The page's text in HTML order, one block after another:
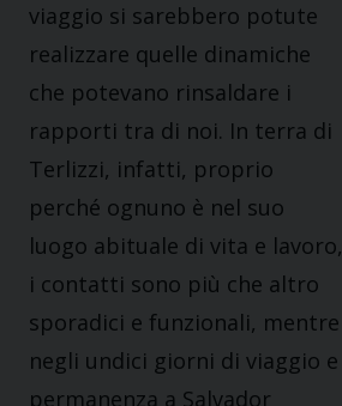
viaggio si sarebbero potute
realizzare quelle dinamiche
che potevano rinsaldare i
rapporti tra di noi. In terra di
Terlizzi, infatti, proprio
perché ognuno è nel suo
luogo abituale di vita e lavoro,
i contatti sono più che altro
sporadici e funzionali, mentre
negli undici giorni di viaggio e
permanenza a Salvador